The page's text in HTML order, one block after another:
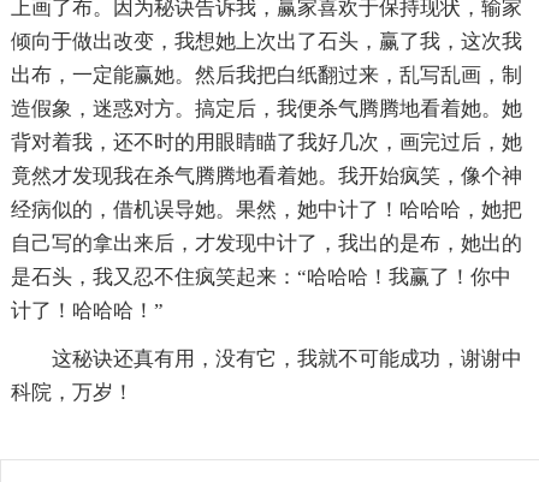
上画了布。因为秘诀告诉我，赢家喜欢于保持现状，输家
倾向于做出改变，我想她上次出了石头，赢了我，这次我
出布，一定能赢她。然后我把白纸翻过来，乱写乱画，制
造假象，迷惑对方。搞定后，我便杀气腾腾地看着她。她
背对着我，还不时的用眼睛瞄了我好几次，画完过后，她
竟然才发现我在杀气腾腾地看着她。我开始疯笑，像个神
经病似的，借机误导她。果然，她中计了！哈哈哈，她把
自己写的拿出来后，才发现中计了，我出的是布，她出的
是石头，我又忍不住疯笑起来：“哈哈哈！我赢了！你中
计了！哈哈哈！”
这秘诀还真有用，没有它，我就不可能成功，谢谢中
科院，万岁！